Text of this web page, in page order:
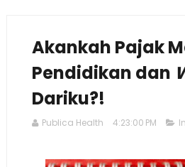
Akankah Pajak
Pendidikan dan
Dariku?!
Publica Health 4:23:00 PM